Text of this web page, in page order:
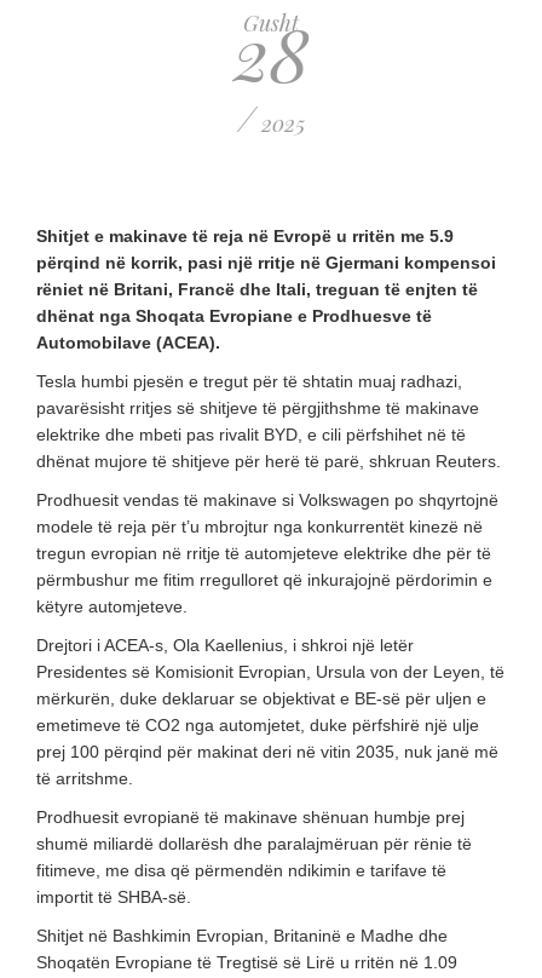
Gusht
28
/ 2025
Shitjet e makinave të reja në Evropë u rritën me 5.9
përqind në korrik, pasi një rritje në Gjermani kompensoi
rëniet në Britani, Francë dhe Itali, treguan të enjten të
dhënat nga Shoqata Evropiane e Prodhuesve të
Automobilave (ACEA).
Tesla humbi pjesën e tregut për të shtatin muaj radhazi,
pavarësisht rritjes së shitjeve të përgjithshme të makinave
elektrike dhe mbeti pas rivalit BYD, e cili përfshihet në të
dhënat mujore të shitjeve për herë të parë, shkruan Reuters.
Prodhuesit vendas të makinave si Volkswagen po shqyrtojnë
modele të reja për t’u mbrojtur nga konkurrentët kinezë në
tregun evropian në rritje të automjeteve elektrike dhe për të
përmbushur me fitim rregulloret që inkurajojnë përdorimin e
këtyre automjeteve.
Drejtori i ACEA-s, Ola Kaellenius, i shkroi një letër
Presidentes së Komisionit Evropian, Ursula von der Leyen, të
mërkurën, duke deklaruar se objektivat e BE-së për uljen e
emetimeve të CO2 nga automjetet, duke përfshirë një ulje
prej 100 përqind për makinat deri në vitin 2035, nuk janë më
të arritshme.
Prodhuesit evropianë të makinave shënuan humbje prej
shumë miliardë dollarësh dhe paralajmëruan për rënie të
fitimeve, me disa që përmendën ndikimin e tarifave të
importit të SHBA-së.
Shitjet në Bashkimin Evropian, Britaninë e Madhe dhe
Shoqatën Evropiane të Tregtisë së Lirë u rritën në 1.09